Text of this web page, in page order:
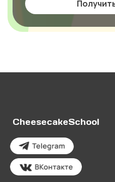
CheesecakeSchool